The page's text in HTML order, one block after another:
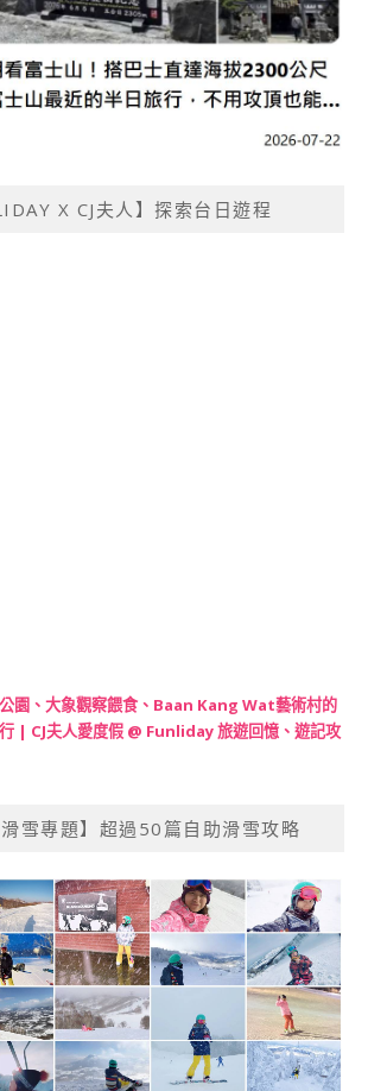
X CJ夫人】探索台日遊程
園、大象觀察餵食、Baan Kang Wat藝術村的
| CJ夫人愛度假 @ Funliday 旅遊回憶、遊記攻
滑雪專題】超過50篇自助滑雪攻略